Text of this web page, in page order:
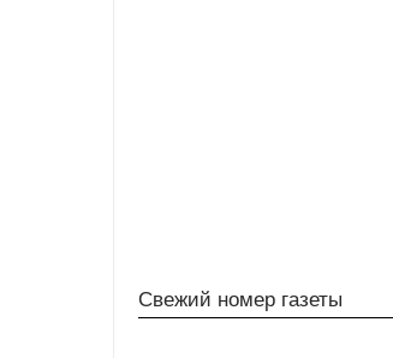
Свежий номер газеты